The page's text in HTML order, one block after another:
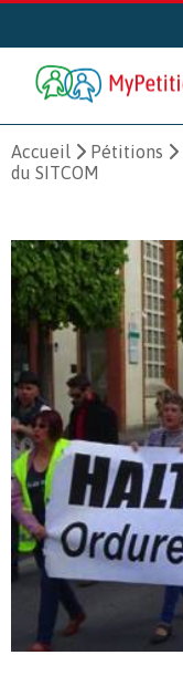
Accueil Pétitions
du SITCOM